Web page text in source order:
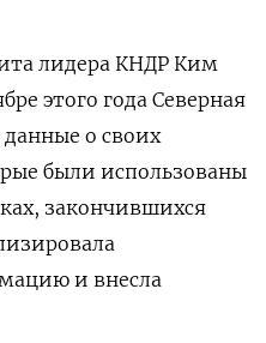
лидера КНДР Ким
этого года Северная
о своих
были использованы
закончившихся
и внесла